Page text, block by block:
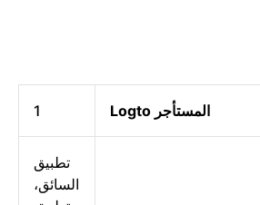
المستأجر Logto 1
تطبيق
السائق،